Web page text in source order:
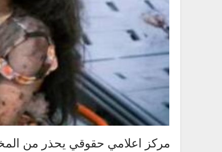
مركز اعلامي حقوقي يحذر من